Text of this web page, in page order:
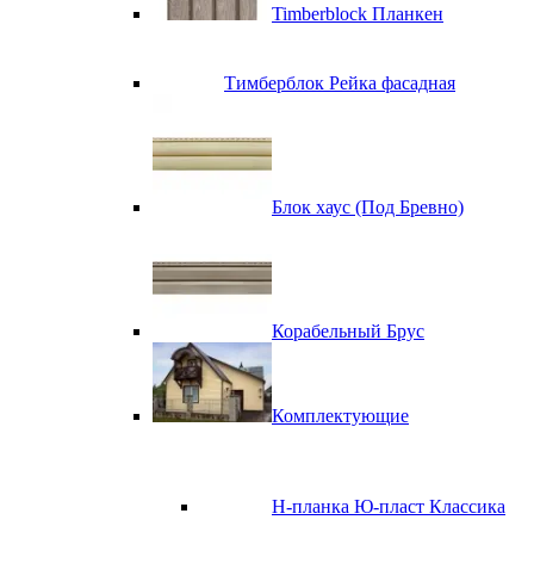
Timberblock Планкен
Тимберблок Рейка фасадная
Блок хаус (Под Бревно)
Корабельный Брус
Комплектующие
H-планка Ю-пласт Классика